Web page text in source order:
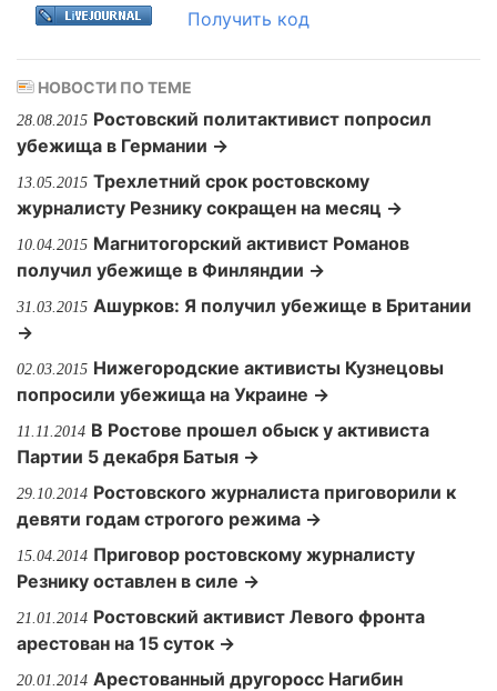
Получить код
НОВОСТИ ПО ТЕМЕ
28.08.2015 Ростовский политактивист попросил
убежища в Германии →
13.05.2015 Трехлетний срок ростовскому
журналисту Резнику сокращен на месяц →
10.04.2015 Магнитогорский активист Романов
получил убежище в Финляндии →
31.03.2015 Ашурков: Я получил убежище в Британии
→
02.03.2015 Нижегородские активисты Кузнецовы
попросили убежища на Украине →
11.11.2014 В Ростове прошел обыск у активиста
Партии 5 декабря Батыя →
29.10.2014 Ростовского журналиста приговорили к
девяти годам строгого режима →
15.04.2014 Приговор ростовскому журналисту
Резнику оставлен в силе →
21.01.2014 Ростовский активист Левого фронта
арестован на 15 суток →
20.01.2014 Арестованный другоросс Нагибин